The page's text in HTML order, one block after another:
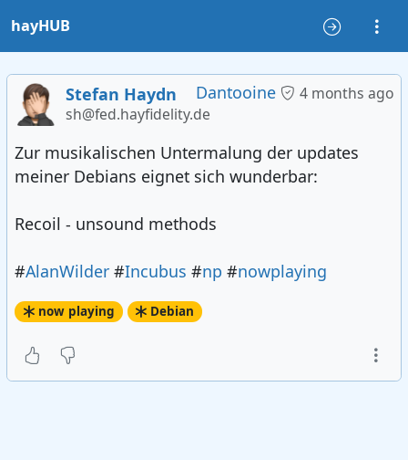
hayHUB
Dantooine 4 months ago
Stefan Haydn
sh@fed.hayfidelity.de
Zur musikalischen Untermalung der updates
meiner Debians eignet sich wunderbar:
Recoil - unsound methods
#AlanWilder #Incubus #np #nowplaying
now playing Debian